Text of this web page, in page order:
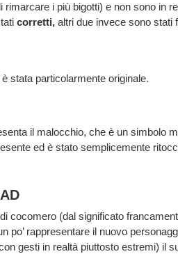
i più bigotti) e non sono in
corretti, altri due invece sono stati
stata particolarmente originale.
il malocchio, che è un simbolo
ed è stato semplicemente
cocomero (dal significato
po’ rappresentare il nuovo
gesti in realtà piuttosto estremi) il